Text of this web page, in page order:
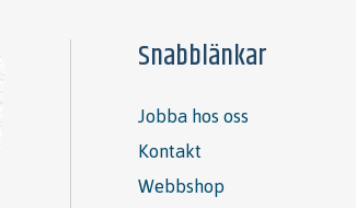
Snabblänkar
Jobba hos oss
Kontakt
Webbshop